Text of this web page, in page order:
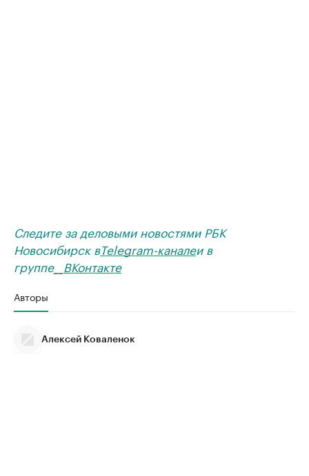
Следите за деловыми новостями РБК
Новосибирск вTelegram-каналеи в
группе__ ВКонтакте
Авторы
Алексей Коваленок